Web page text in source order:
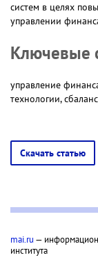
систем в целях
управлении
Ключевые
управление
технологии,
Скачать статью
mai.ru —
института